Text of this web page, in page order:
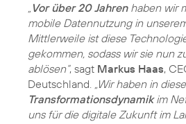
„Vor über 20 Jahrenhaben wir
mobile Datennutzung in
Mittlerweile ist diese
gekommen, sodass wir sie nun
ablösen“, sagt Markus Haas,
Deutschland. „Wir haben in
Transformationsdynamikim
uns für die digitale Zukunft im